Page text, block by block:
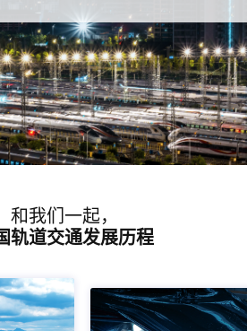
和我们一起，
轨道交通发展历程